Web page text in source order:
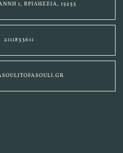
1, ΒΡΙΛΉΣΣΙΑ, 15235
2111833611